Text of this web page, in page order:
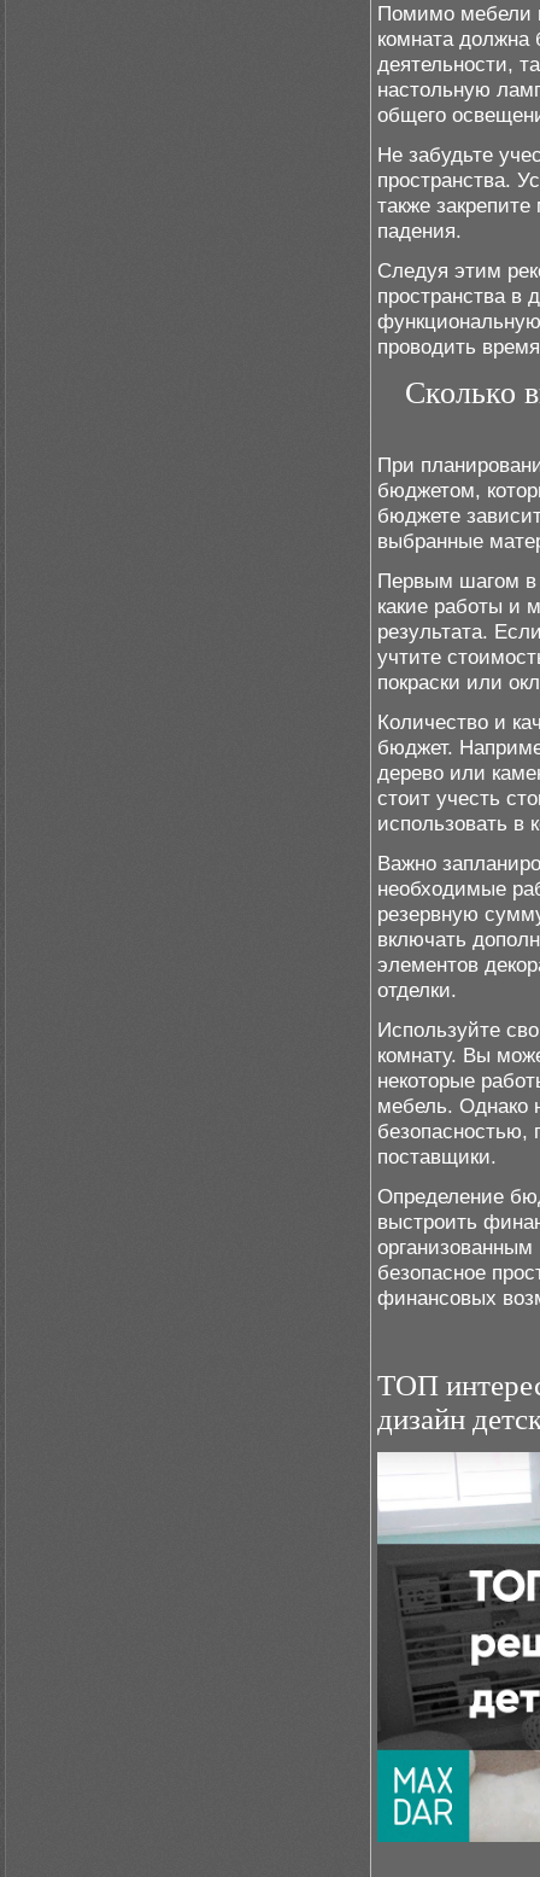
Помимо мебели
комната должна
деятельности,
настольную
общего
Не забудьте
пространства.
также
падения.
Следуя этим
пространства в
проводить
Сколько
При
бюджетом,
бюджете
выбранные
Первым шагом в
какие работы и
результата.
учтите
покраски или
Количество и
бюджет.
дерево или
стоит учесть
использовать в
Важно
необходимые
резервную
включать
элементов
отделки.
Используйте
комнату. Вы
некоторые
мебель. Однако
безопасностью,
поставщики.
Определение
выстроить
безопасное
финансовых
ТОП
дизайн